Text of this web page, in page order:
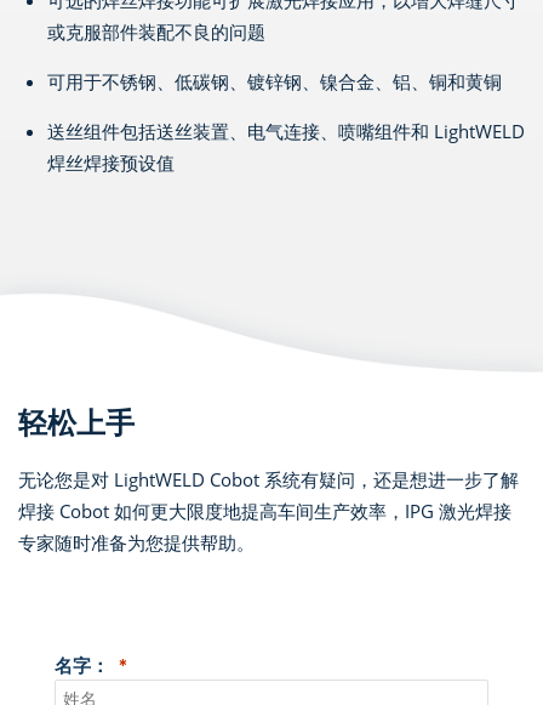
或克服部件装配不良的问题
可用于不锈钢、低碳钢、镀锌钢、镍合金、铝、铜和黄铜
送丝组件包括送丝装置、电气连接、喷嘴组件和 LightWELD
焊丝焊接预设值
轻松上手
无论您是对 LightWELD Cobot 系统有疑问，还是想进一步了解
焊接 Cobot 如何更大限度地提高车间生产效率，IPG 激光焊接
专家随时准备为您提供帮助。
名字：